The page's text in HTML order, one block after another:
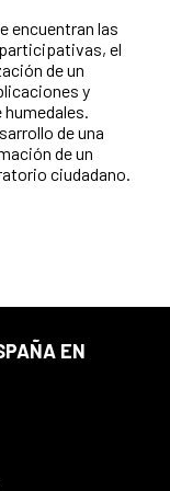
encuentran las
el
de un
y
de una
de un
ciudadano.
EN